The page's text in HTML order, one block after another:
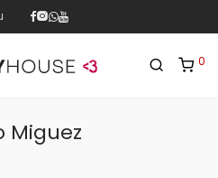
187 . sala 30 . 1º piso . República .
0
Miguez